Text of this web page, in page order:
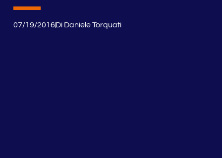
07/19/2016DiDaniele Torquati